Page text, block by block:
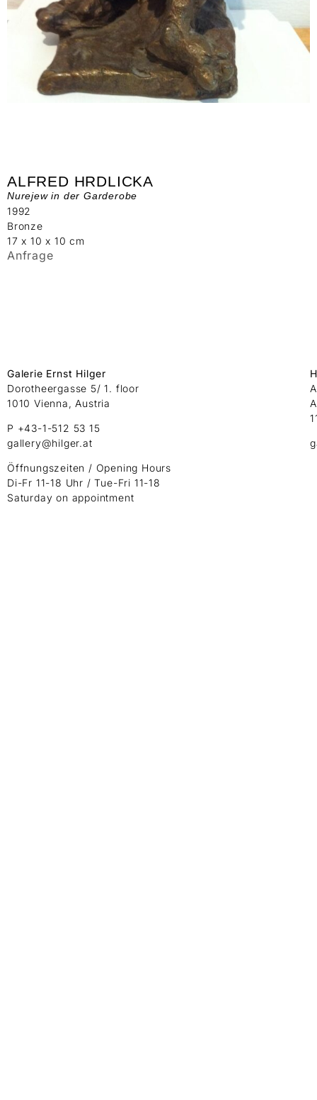
ALFRED HRDLICKA
Nurejew in der Garderobe
1992
Bronze
17 x 10 x 10 cm
Anfrage
Galerie Ernst Hilger
Dorotheergasse 5/ 1. floor
1010 Vienna, Austria
P +43-1-512 53 15
gallery@hilger.at
Öffnungszeiten / Opening Hours
Di-Fr 11-18 Uhr / Tue-Fri 11-18
Saturday on appointment